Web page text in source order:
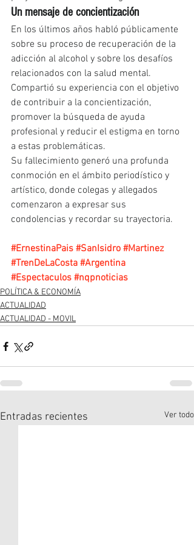
Un mensaje de concientización
En los últimos años habló públicamente
sobre su proceso de recuperación de la
adicción al alcohol y sobre los desafíos
relacionados con la salud mental.
Compartió su experiencia con el objetivo
de contribuir a la concientización,
promover la búsqueda de ayuda
profesional y reducir el estigma en torno
a estas problemáticas.
Su fallecimiento generó una profunda
conmoción en el ámbito periodístico y
artístico, donde colegas y allegados
comenzaron a expresar sus
condolencias y recordar su trayectoria.
#ErnestinaPais #SanIsidro #Martinez
#TrenDeLaCosta #Argentina
#Espectaculos #nqpnoticias
POLÍTICA & ECONOMÍA
ACTUALIDAD
ACTUALIDAD - MOVIL
Entradas recientes Ver todo